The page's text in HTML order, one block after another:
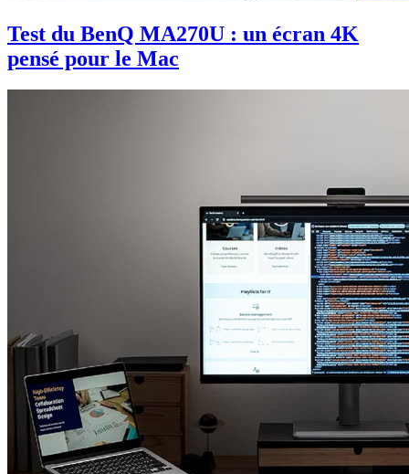
Test du BenQ MA270U : un écran 4K
pensé pour le Mac